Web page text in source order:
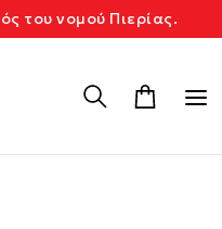
του νομού Πιερίας.